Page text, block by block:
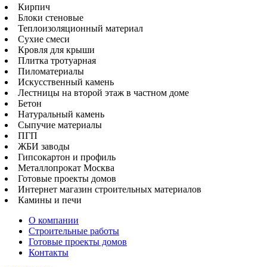
Кирпич
Блоки стеновые
Теплоизоляционный материал
Сухие смеси
Кровля для крыши
Плитка тротуарная
Пиломатериалы
Искусственный камень
Лестницы на второй этаж в частном доме
Бетон
Натуральный камень
Сыпучие материалы
ПГП
ЖБИ заводы
Гипсокартон и профиль
Металлопрокат Москва
Готовые проекты домов
Интернет магазин строительных материалов
Камины и печи
О компании
Строительные работы
Готовые проекты домов
Контакты